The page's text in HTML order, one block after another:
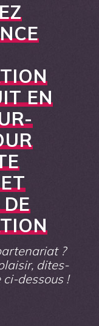
EN
?
dites-
dessous !